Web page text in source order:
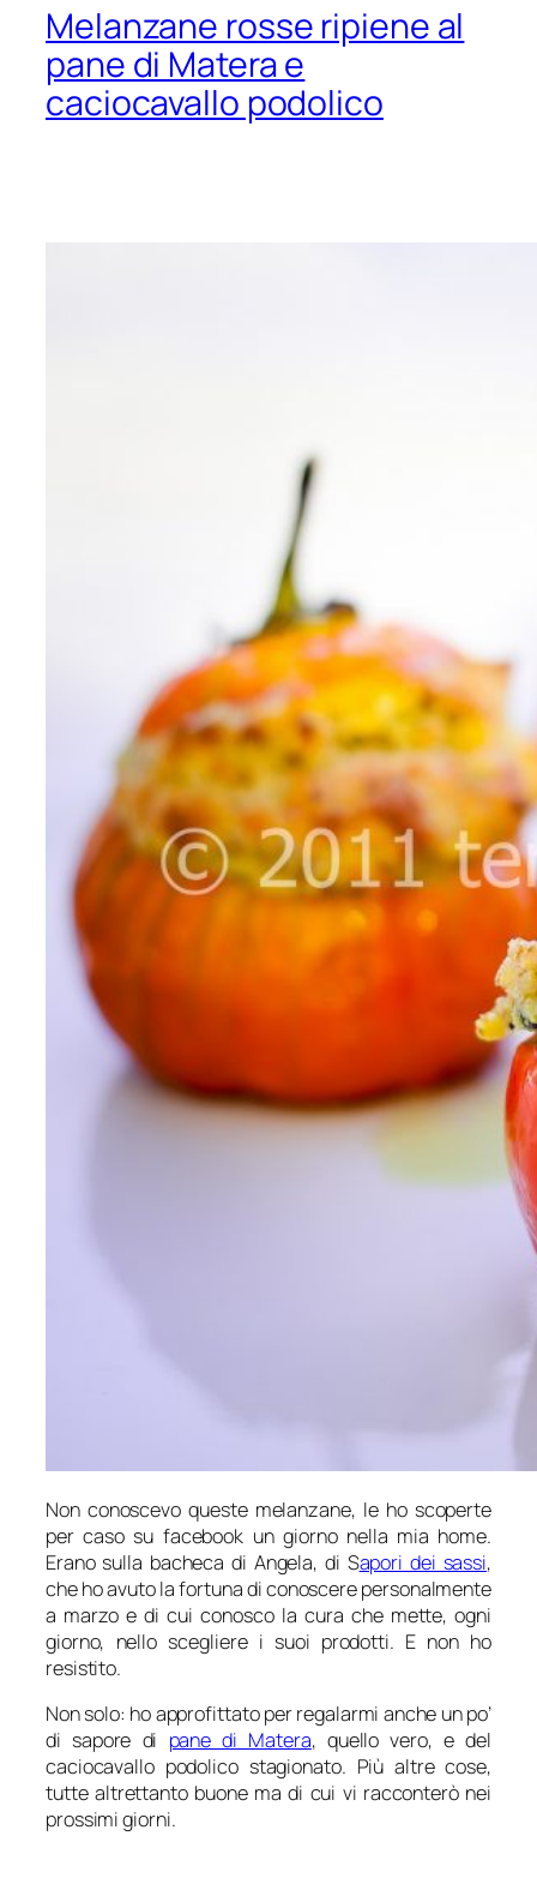
Melanzane rosse ripiene al
pane di Matera e
caciocavallo podolico
Non conoscevo queste melanzane, le ho scoperte
per caso su facebook un giorno nella mia home.
Erano sulla bacheca di Angela, di Sapori dei sassi,
che ho avuto la fortuna di conoscere personalmente
a marzo e di cui conosco la cura che mette, ogni
giorno, nello scegliere i suoi prodotti. E non ho
resistito.
Non solo: ho approfittato per regalarmi anche un po’
di sapore di pane di Matera, quello vero, e del
caciocavallo podolico stagionato. Più altre cose,
tutte altrettanto buone ma di cui vi racconterò nei
prossimi giorni.